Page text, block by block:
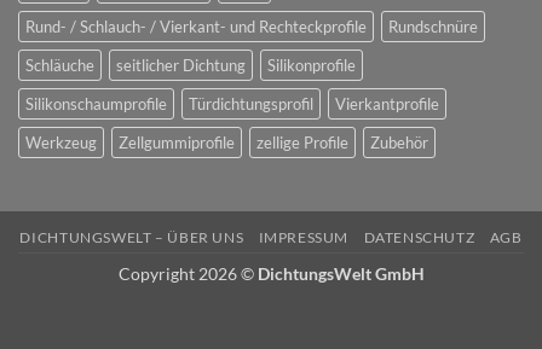
Rund- / Schlauch- / Vierkant- und Rechteckprofile
Rundschnüre
Schläuche
seitlicher Dichtung
Silikonprofile
Silikonschaumprofile
Türdichtungsprofil
Vierkantprofile
Werkzeug
Zellgummiprofile zellige Profile Zubehör
DICHTUNGSWELT – ÜBER UNS IMPRESSUM DATENSCHUTZ AGB
Copyright 2026 © DichtungsWelt GmbH